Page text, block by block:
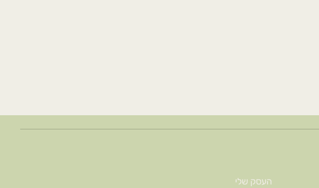
העסק שלי